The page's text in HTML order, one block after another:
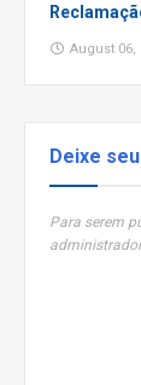
August 06,
Deixe
Para serem